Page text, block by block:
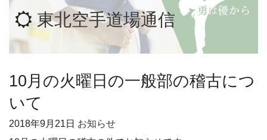
東北空手道場通信
10月の火曜日の一般部の稽古につ
いて
2018年9月21日 お知らせ